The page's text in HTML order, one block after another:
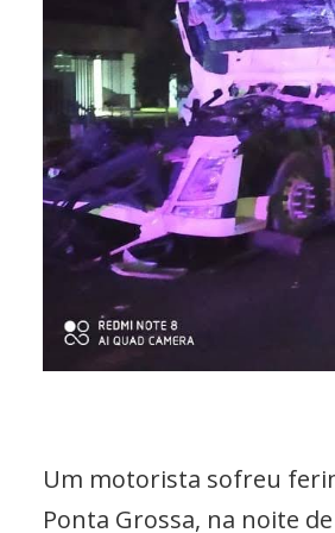
Um motorista sofreu
Ponta Grossa, na noite